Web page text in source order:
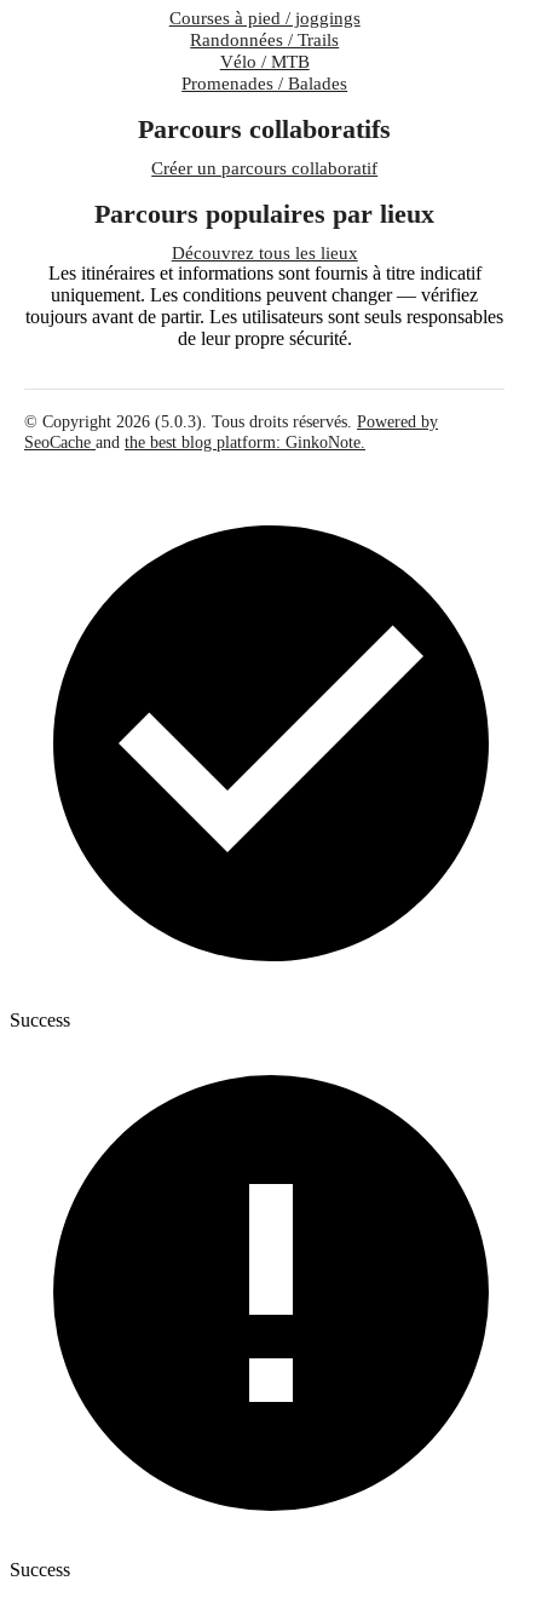
Courses à pied / joggings
Randonnées / Trails
Vélo / MTB
Promenades / Balades
Parcours collaboratifs
Créer un parcours collaboratif
Parcours populaires par lieux
Découvrez tous les lieux
Les itinéraires et informations sont fournis à titre indicatif
uniquement. Les conditions peuvent changer — vérifiez
toujours avant de partir. Les utilisateurs sont seuls responsables
de leur propre sécurité.
© Copyright 2026 (5.0.3). Tous droits réservés. Powered by
SeoCache and the best blog platform: GinkoNote.
Success
Success